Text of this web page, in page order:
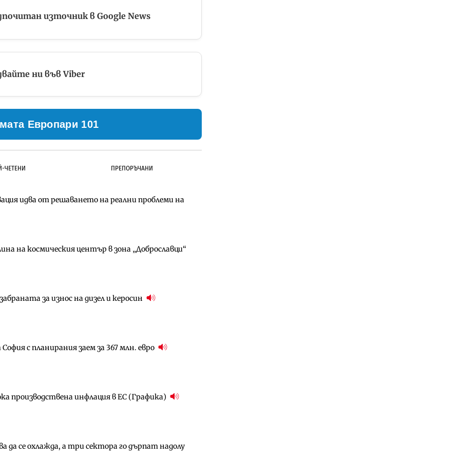
източник в Google News
ни във Viber
Европари 101
ЧЕТЕНИ ПРЕПОРЪЧАНИ
идва от решаването на реални проблеми на
на космическия център в зона „Доброславци“
за износ на дизел и керосин
с планирания заем за 367 млн. евро
производствена инфлация в ЕС (Графика)
да се охлажда, а три сектора го дърпат надолу
Петрохан ще върви паралелно с екологичните
за преместването на трамвайното
езеро става част от бъдещата магистрала
придобиване на Euroapi Italy
още няколко седмици, ако сушата продължи
план за магистралата Русе – Велико
Петрохан ще върви паралелно с екологичните
придобиване на Euroapi Italy
пазар има огромен потенциал за растеж
и същите обезщетения: НС прие социалния
оценки на имотите може да бъдат
продължава да се охлажда (Графика)